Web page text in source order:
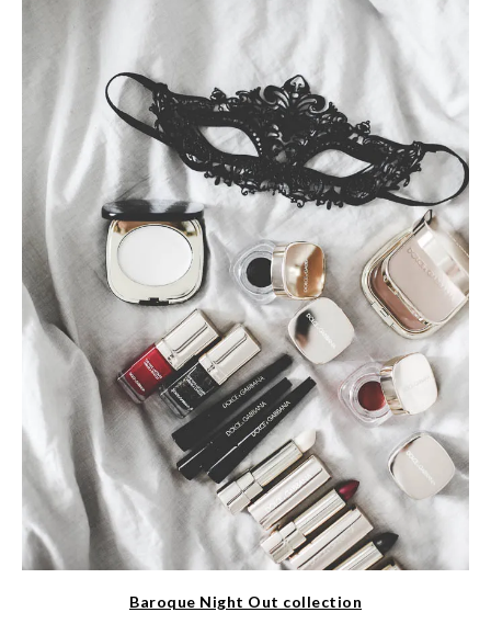
Baroque Night Out collection